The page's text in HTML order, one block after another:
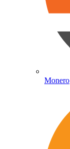
Monero